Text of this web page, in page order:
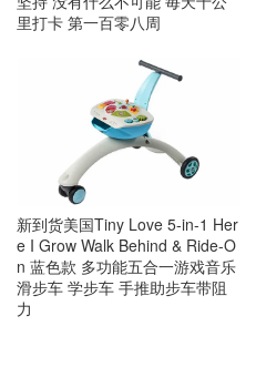
里打卡 第一百零八周
新到货美国Tiny Love 5-in-1 Her
e I Grow Walk Behind & Ride-O
n 蓝色款 多功能五合一游戏音乐
滑步车 学步车 手推助步车带阻
力